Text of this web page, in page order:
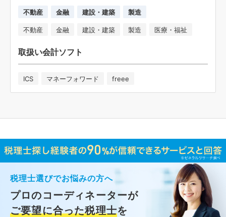
不動産 金融 建設・建築 製造
不動産 金融 建設・建築 製造 医療・福祉
取扱い会計ソフト
ICS マネーフォワード freee
税理士選びでお悩みの方へ
プロのコーディネーターが
ご要望に合った税理士を